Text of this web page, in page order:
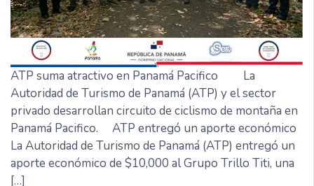
ATP suma atractivo en Panamá Pacifico La
Autoridad de Turismo de Panamá (ATP) y el sector
privado desarrollan circuito de ciclismo de montaña en
Panamá Pacifico. ATP entregó un aporte económico
La Autoridad de Turismo de Panamá (ATP) entregó un
aporte económico de $10,000 al Grupo Trillo Titi, una
[…]